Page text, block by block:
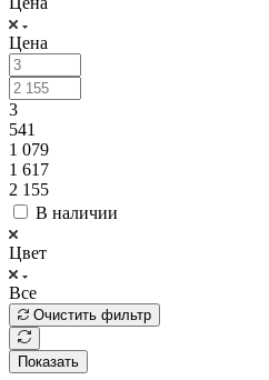
Цена
3
541
1 079
1 617
2 155
В наличии
Цвет
Все
Очистить фильтр
Показать